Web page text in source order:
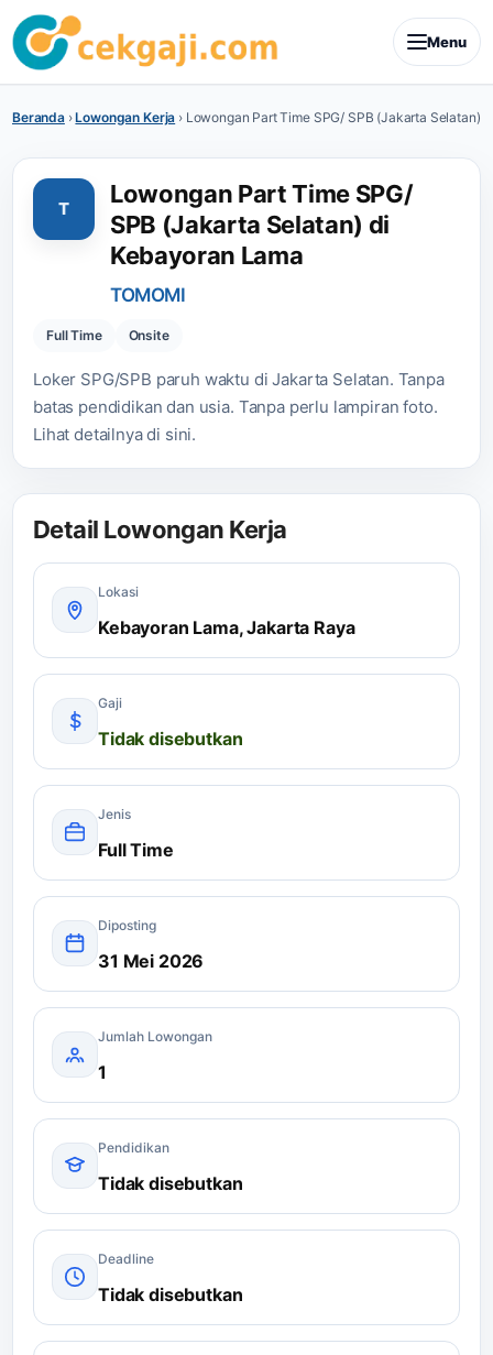
Menu
Beranda›Lowongan Kerja › Lowongan Part Time SPG/ SPB (Jakarta Selatan)
T
Lowongan Part Time SPG/
SPB (Jakarta Selatan) di
Kebayoran Lama
TOMOMI
Full Time Onsite
Loker SPG/SPB paruh waktu di Jakarta Selatan. Tanpa
batas pendidikan dan usia. Tanpa perlu lampiran foto.
Lihat detailnya di sini.
Detail Lowongan Kerja
Lokasi
Kebayoran Lama, Jakarta Raya
Gaji
Tidak disebutkan
Jenis
Full Time
Diposting
31 Mei 2026
Jumlah Lowongan
1
Pendidikan
Tidak disebutkan
Deadline
Tidak disebutkan